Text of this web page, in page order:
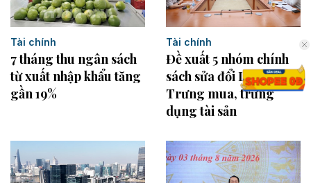
Tài chính
7 tháng thu ngân sách
từ xuất nhập khẩu tăng
gần 19%
Tài chính
Đề xuất 5 nhóm chính
sách sửa đổi Luật
Trưng mua, trưng
dụng tài sản